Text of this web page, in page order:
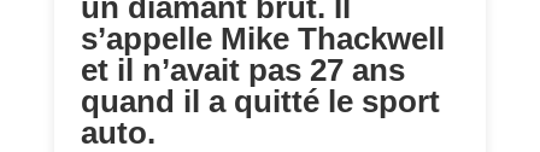
s’appelle Mike Thackwell
et il n’avait pas 27 ans
quand il a quitté le sport
auto.